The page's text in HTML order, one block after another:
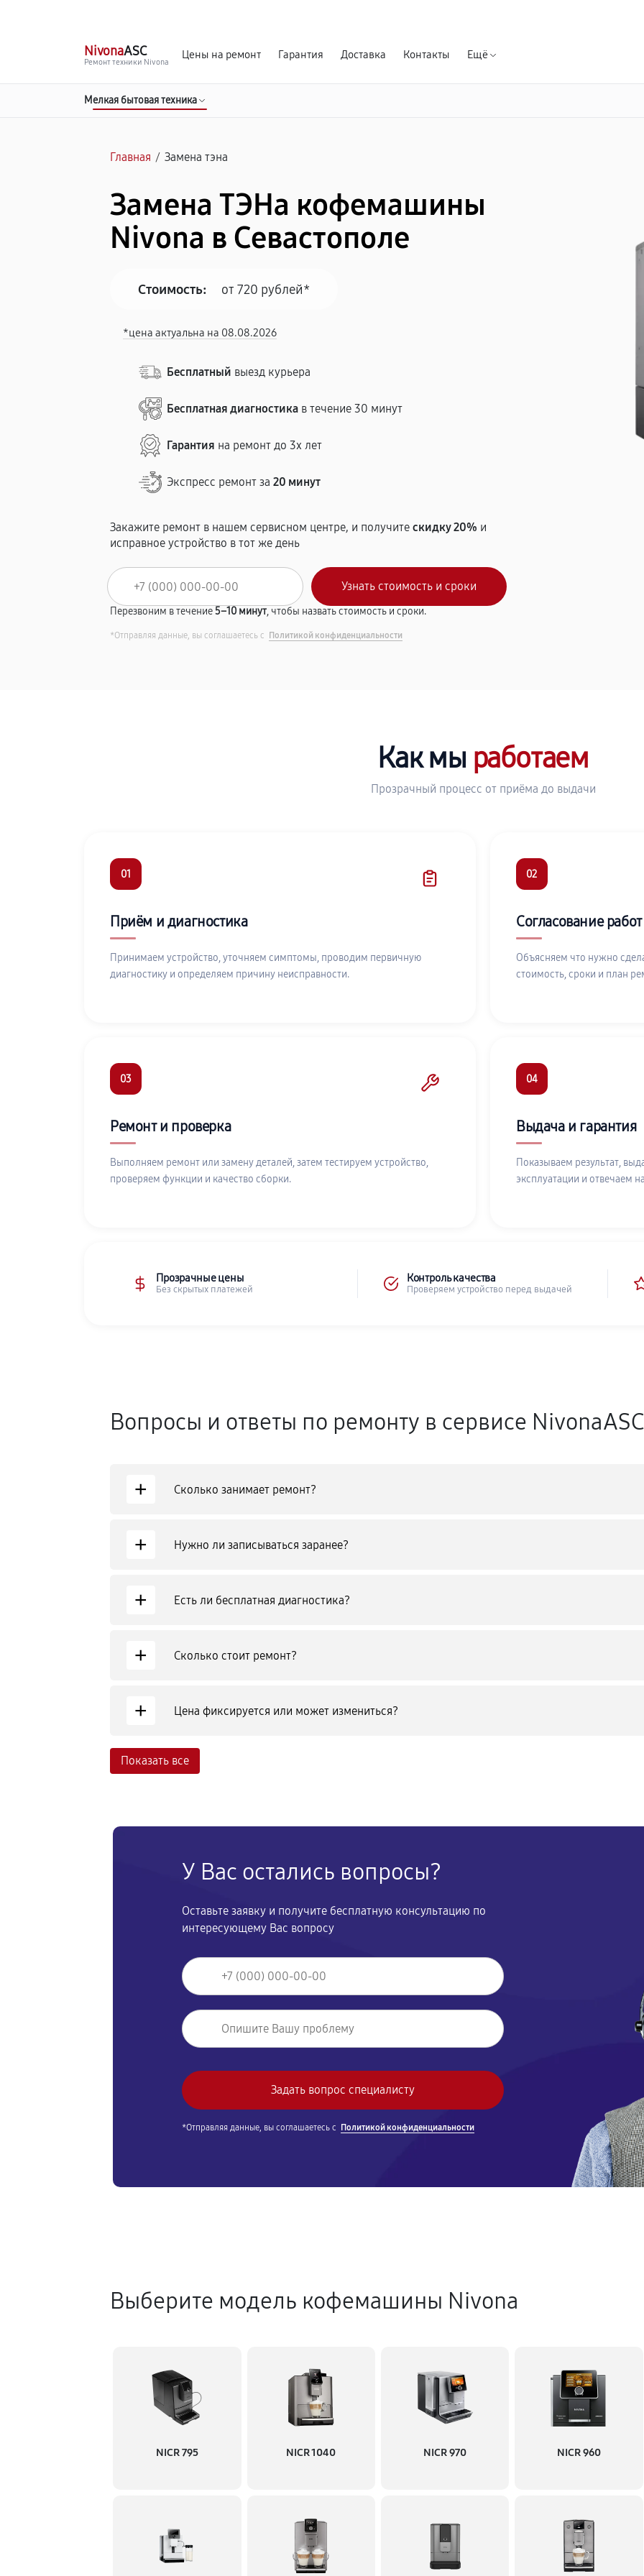
NivonaASC
Ремонт техники Nivona
Цены на ремонт Гарантия Доставка Контакты Ещё
Мелкая бытовая техника
Главная / Замена тэна
Замена ТЭНа кофемашины
Nivona в Севастополе
Стоимость: от 720 рублей*
*цена актуальна на 08.08.2026
Бесплатный выезд курьера
Бесплатная диагностика в течение 30 минут
Гарантия на ремонт до 3х лет
Экспресс ремонт за20 минут
Закажите ремонт в нашем сервисном центре, и получитескидку 20% и
исправное устройство в тот же день
Перезвоним в течение5–10 минут, чтобы назвать стоимость и сроки.
*Отправляя данные, вы соглашаетесь с Политикой конфиденциальности
Как мы работаем
Прозрачный процесс от приёма до выдачи
01
Приём и диагностика
Принимаем устройство, уточняем симптомы, проводим первичную
диагностику и определяем причину неисправности.
02
Согласование работ
Объясняем что нужно
стоимость, сроки и план
03
Ремонт и проверка
Выполняем ремонт или замену деталей, затем тестируем устройство,
проверяем функции и качество сборки.
04
Выдача и гарантия
Показываем результат,
эксплуатации и отвечаем
Прозрачные цены
Без скрытых платежей
Контроль качества
Проверяем устройство перед выдачей
Вопросы и ответы по ремонту в сервисе NivonaASC
+ Сколько занимает ремонт?
+ Нужно ли записываться заранее?
+ Есть ли бесплатная диагностика?
+ Сколько стоит ремонт?
+ Цена фиксируется или может измениться?
Показать все
У Вас остались вопросы?
Оставьте заявку и получите бесплатную консультацию по
интересующему Вас вопросу
*Отправляя данные, вы соглашаетесь с Политикой конфиденциальности
Выберите модель кофемашины Nivona
NICR 795 NICR 1040 NICR 970 NICR 960